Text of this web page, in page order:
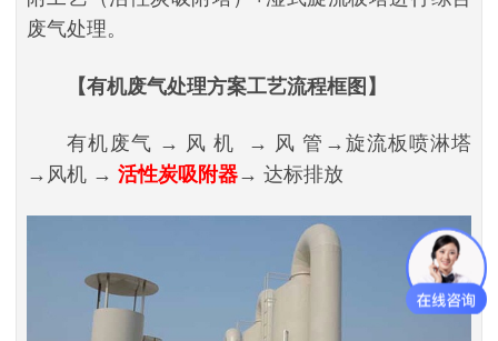
废气处理。
【有机废气处理方案工艺流程框图】
有机废气 → 风 机 → 风 管→旋流板喷淋塔
→风机 → 活性炭吸附器→ 达标排放